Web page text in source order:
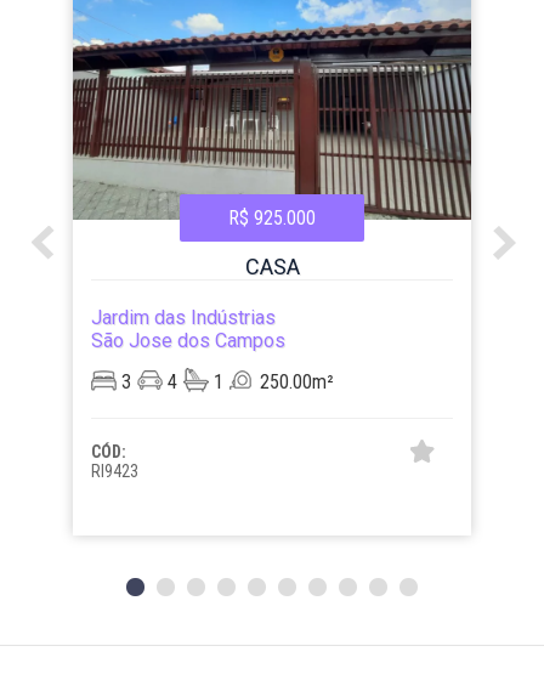
R$ 925.000
CASA
Jardim das Indústrias
São Jose dos Campos
3
4 1 250.00m²
CÓD:
RI9423